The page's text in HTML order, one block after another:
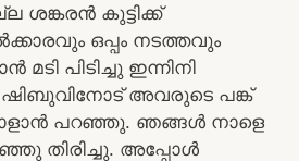
ശങ്കരൻ കുട്ടിക്ക്
ഒപ്പം നടത്തവും
പിടിച്ചു ഇന്നിനി
ഷിബുവിനോട് അവരുടെ പങ്ക്
പറഞ്ഞു. ഞങ്ങൾ നാളെ
തിരിച്ചു. അപ്പോൾ